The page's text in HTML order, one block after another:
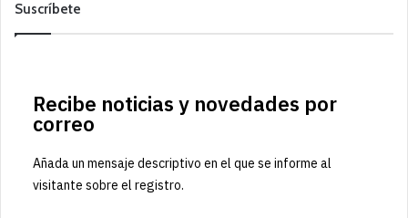
Suscríbete
Recibe noticias y novedades por
correo
Añada un mensaje descriptivo en el que se informe al
visitante sobre el registro.